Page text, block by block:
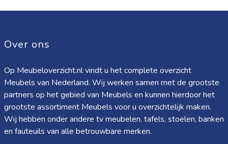
Over ons
Op Meubeloverzicht.nl vindt u het complete overzicht
Meubels van Nederland. Wij werken samen met de grootste
partners op het gebied van Meubels en kunnen hierdoor het
grootste assortiment Meubels voor u overzichtelijk maken.
Wij hebben onder andere tv meubelen, tafels, stoelen, banken
en fauteuils van alle betrouwbare merken.